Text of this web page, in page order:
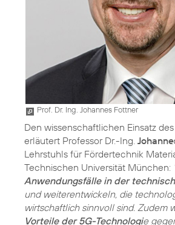
Prof. Dr. Ing. Johannes Fottner
Den wissenschaftlichen Einsatz
erläutert Professor Dr.-Ing.
Lehrstuhls für Fördertechnik
Technischen Universität München:
Anwendungsfälle in der
und weiterentwickeln, die
wirtschaftlich sinnvoll sind. Zudem
Vorteile der 5G-Technologie